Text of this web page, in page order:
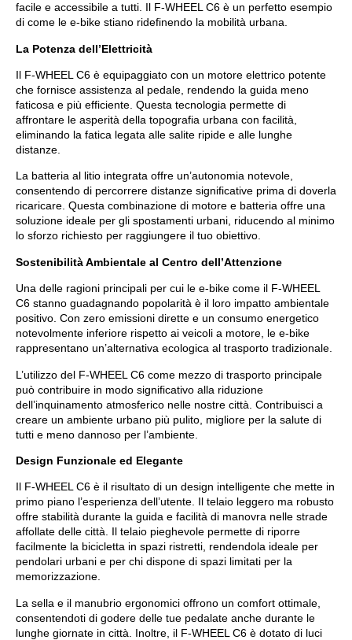
facile e accessibile a tutti. Il F-WHEEL C6 è un perfetto esempio
di come le e-bike stiano ridefinendo la mobilità urbana.
La Potenza dell’Elettricità
Il F-WHEEL C6 è equipaggiato con un motore elettrico potente
che fornisce assistenza al pedale, rendendo la guida meno
faticosa e più efficiente. Questa tecnologia permette di
affrontare le asperità della topografia urbana con facilità,
eliminando la fatica legata alle salite ripide e alle lunghe
distanze.
La batteria al litio integrata offre un’autonomia notevole,
consentendo di percorrere distanze significative prima di doverla
ricaricare. Questa combinazione di motore e batteria offre una
soluzione ideale per gli spostamenti urbani, riducendo al minimo
lo sforzo richiesto per raggiungere il tuo obiettivo.
Sostenibilità Ambientale al Centro dell’Attenzione
Una delle ragioni principali per cui le e-bike come il F-WHEEL
C6 stanno guadagnando popolarità è il loro impatto ambientale
positivo. Con zero emissioni dirette e un consumo energetico
notevolmente inferiore rispetto ai veicoli a motore, le e-bike
rappresentano un’alternativa ecologica al trasporto tradizionale.
L’utilizzo del F-WHEEL C6 come mezzo di trasporto principale
può contribuire in modo significativo alla riduzione
dell’inquinamento atmosferico nelle nostre città. Contribuisci a
creare un ambiente urbano più pulito, migliore per la salute di
tutti e meno dannoso per l’ambiente.
Design Funzionale ed Elegante
Il F-WHEEL C6 è il risultato di un design intelligente che mette in
primo piano l’esperienza dell’utente. Il telaio leggero ma robusto
offre stabilità durante la guida e facilità di manovra nelle strade
affollate delle città. Il telaio pieghevole permette di riporre
facilmente la bicicletta in spazi ristretti, rendendola ideale per
pendolari urbani e per chi dispone di spazi limitati per la
memorizzazione.
La sella e il manubrio ergonomici offrono un comfort ottimale,
consentendoti di godere delle tue pedalate anche durante le
lunghe giornate in città. Inoltre, il F-WHEEL C6 è dotato di luci